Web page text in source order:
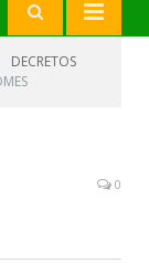
DECRETOS
0